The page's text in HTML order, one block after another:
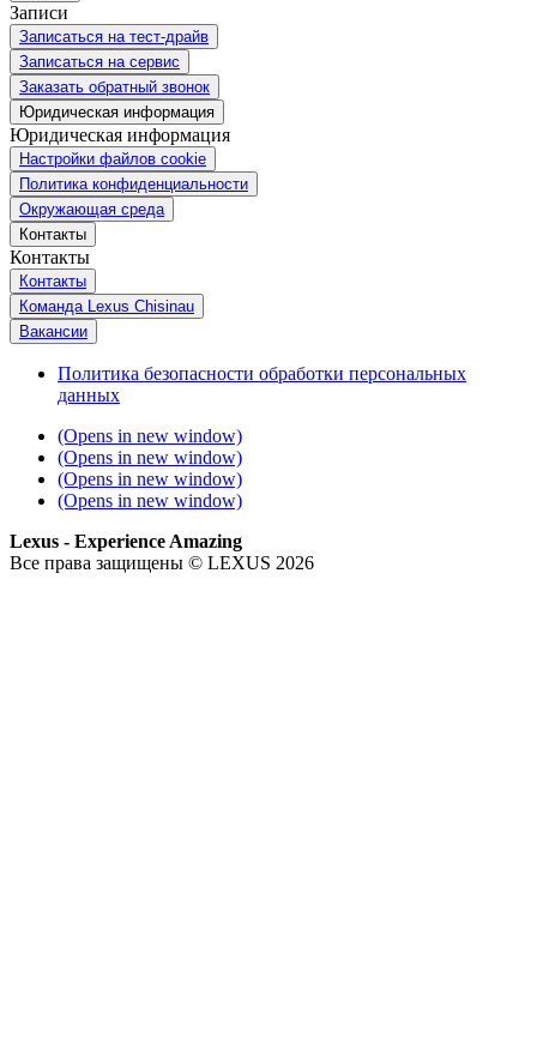
Записи
Записаться на тест-драйв
Записаться на сервис
Заказать обратный звонок
Юридическая информация
Юридическая информация
Настройки файлов cookie
Политика конфиденциальности
Окружающая среда
Контакты
Контакты
Контакты
Команда Lexus Chisinau
Вакансии
Политика безопасности обработки персональных
данных
(Opens in new window)
(Opens in new window)
(Opens in new window)
(Opens in new window)
Lexus - Experience Amazing
Все права защищены © LEXUS 2026